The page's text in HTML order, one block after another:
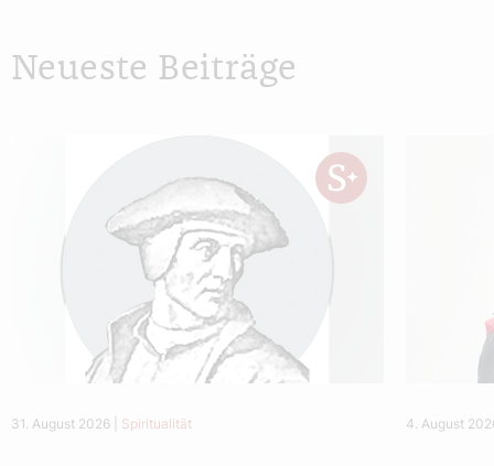
Neueste Beiträge
31. August 2026 Spiritualität 4. August